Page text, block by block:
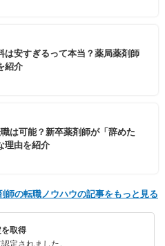
は安すぎるって本当？薬局薬剤師
紹介
は可能？新卒薬剤師が「辞めた
理由を紹介
師の転職ノウハウの記事をもっと見る
を取得
定されました。